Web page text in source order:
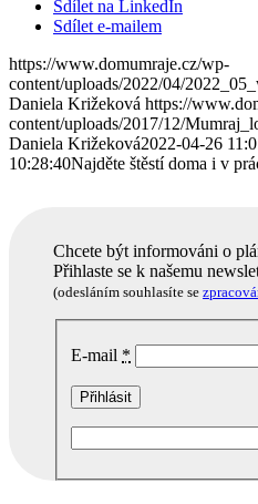
Sdílet na LinkedIn
Sdílet e-mailem
https://www.domumraje.cz/wp-
content/uploads/2022/04/
Daniela Križeková https://
content/uploads/2017/12/
Daniela Križeková2022-04-26
10:28:40Najděte štěstí doma i v
Chcete být informováni o
Přihlaste se k našemu
(odesláním souhlasíte se
E-mail *